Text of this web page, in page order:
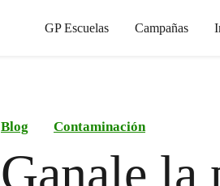
GP Escuelas Campañas
Blog Contaminación
Ganale la